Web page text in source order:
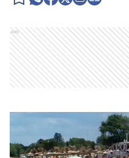
Ads